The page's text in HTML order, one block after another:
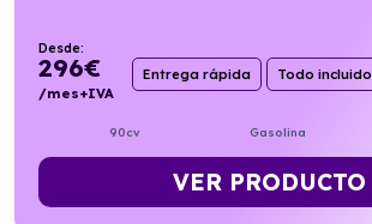
Desde:
296€
/mes+IVA
Entrega rápida Todo incluido
90cv Gasolina
VER PRODUCTO